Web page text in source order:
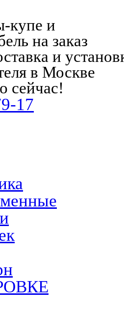
купе и
на заказ
и
в Москве
сейчас!
17